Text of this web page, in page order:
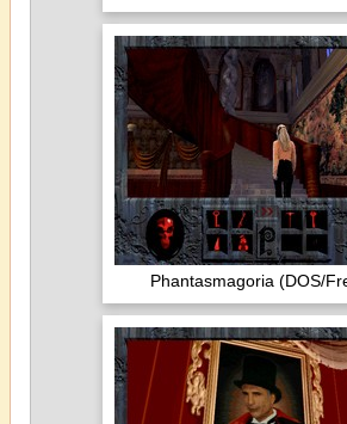
Phantasmagoria (DOS/